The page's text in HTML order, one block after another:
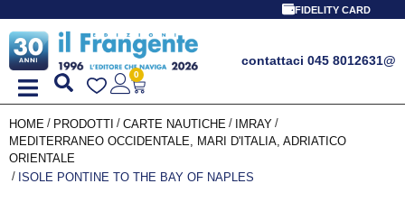
FIDELITY CARD
contattaci 045 8012631@
0
HOME / PRODOTTI / CARTE NAUTICHE / IMRAY /
MEDITERRANEO OCCIDENTALE, MARI D'ITALIA, ADRIATICO
ORIENTALE
/ ISOLE PONTINE TO THE BAY OF NAPLES